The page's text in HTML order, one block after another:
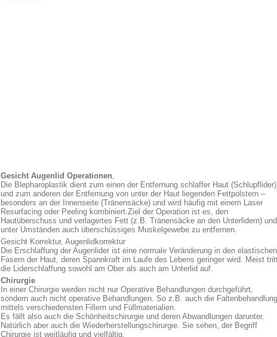
Gesicht Augenlid Operationen,
Die Blepharoplastik dient zum einen der Entfernung schlaffer Haut (Schlupflider)
und zum anderen der Entfernung von unter der Haut liegenden Fettpolstern –
besonders an der Innenseite (Tränensäcke) und wird häufig mit einem Laser
Resurfacing oder Peeling kombiniert.Ziel der Operation ist es, den
Hautüberschuss und verlagertes Fett (z.B. Tränensäcke an den Unterlidern) und
unter Umständen auch überschüssiges Muskelgewebe zu entfernen.
Gesicht Korrektur, Augenlidkorrektur
Die Erschlaffung der Augenlider ist eine normale Veränderung in den elastischen
Fasern der Haut, deren Spannkraft im Laufe des Lebens geringer wird. Meist
die Liderschlaffung sowohl am Ober als auch am Unterlid auf.
Chirurgie
In einer Chirurgie werden nicht nur Operative Behandlungen durchgeführt,
sondern auch nicht operative Behandlungen. So z.B. auch die Faltenbehandlung
mittels verschiedensten Fillern und Füllmaterialien.
Es fällt also auch die Schönheitschirurgie und deren Abwandlungen darunter.
Natürlich aber auch die Wiederherstellungschirurgie. Sie sehen, der Begriff
Chirurgie ist weitläufig und vielfältig.